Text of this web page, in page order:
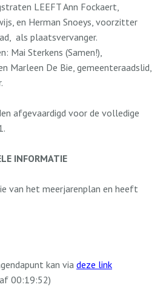
LEEFT Ann Fockaert,
en Herman Snoeys, voorzitter
als plaatsvervanger.
Mai Sterkens (Samen!),
Marleen De Bie, gemeenteraadslid,
afgevaardigd voor de volledige
INFORMATIE
van het meerjarenplan en heeft
kan via deze link
00:19:52)